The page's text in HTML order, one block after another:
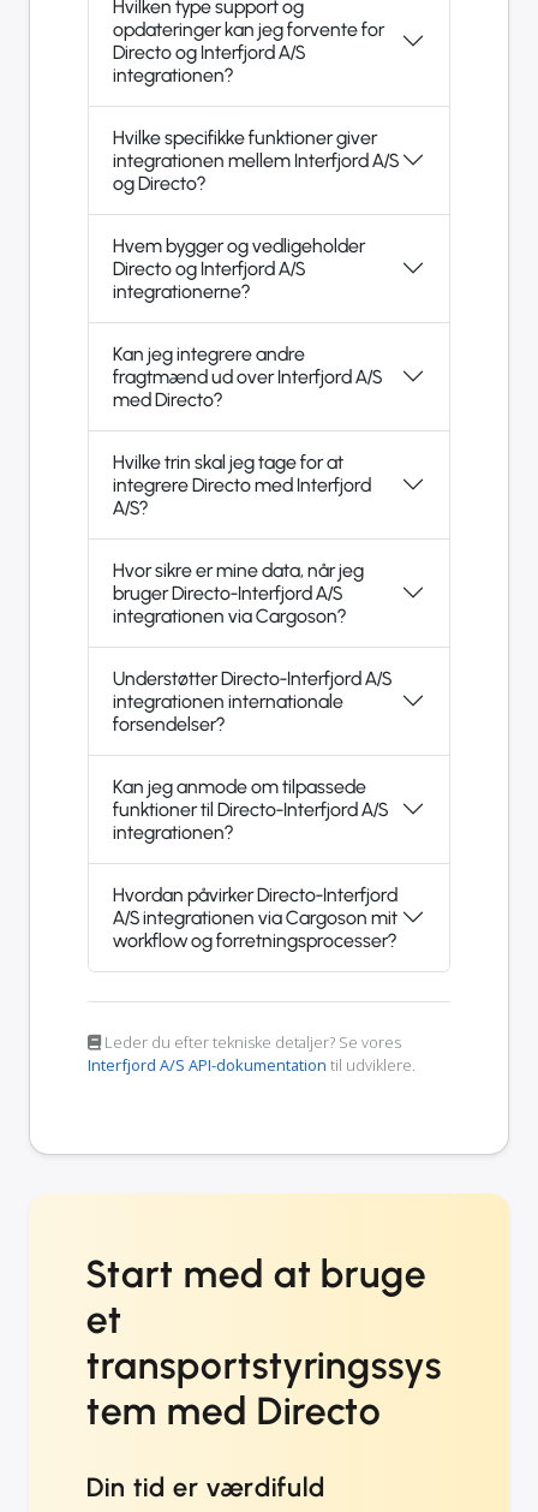
Hvilken type support og
opdateringer kan jeg forvente for
Directo og Interfjord A/S
integrationen?
Hvilke specifikke funktioner giver
integrationen mellem Interfjord A/S
og Directo?
Hvem bygger og vedligeholder
Directo og Interfjord A/S
integrationerne?
Kan jeg integrere andre
fragtmænd ud over Interfjord A/S
med Directo?
Hvilke trin skal jeg tage for at
integrere Directo med Interfjord
A/S?
Hvor sikre er mine data, når jeg
bruger Directo-Interfjord A/S
integrationen via Cargoson?
Understøtter Directo-Interfjord A/S
integrationen internationale
forsendelser?
Kan jeg anmode om tilpassede
funktioner til Directo-Interfjord A/S
integrationen?
Hvordan påvirker Directo-Interfjord
A/S integrationen via Cargoson mit
workflow og forretningsprocesser?
Leder du efter tekniske detaljer? Se vores
Interfjord A/S API-dokumentation til udviklere.
Start med at bruge
et
transportstyringssys
tem med Directo
Din tid er værdifuld